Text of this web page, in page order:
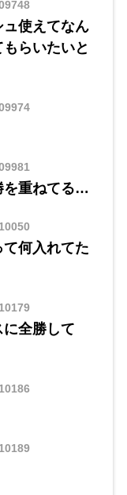
使えてなん
らいたいと
を重ねてる…
何入れてた
全勝して